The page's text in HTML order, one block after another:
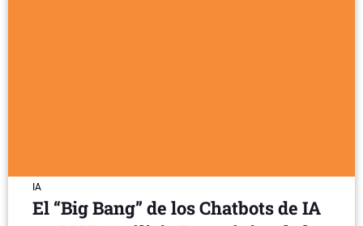
IA
El “Big Bang” de los Chatbots de IA